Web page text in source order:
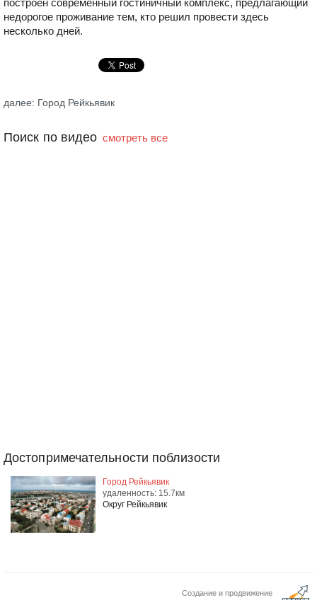
построен современный гостиничный комплекс, предлагающий
недорогое проживание тем, кто решил провести здесь
несколько дней.
далее: Город Рейкьявик
Поиск по видео смотреть все
Достопримечательности поблизости
Город Рейкьявик
удаленность: 15.7км
Округ Рейкьявик
Создание и продвижение